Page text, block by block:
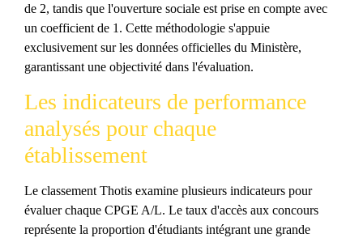
de 2, tandis que l'ouverture sociale est prise en compte avec
un coefficient de 1. Cette méthodologie s'appuie
exclusivement sur les données officielles du Ministère,
garantissant une objectivité dans l'évaluation.
Les indicateurs de performance
analysés pour chaque
établissement
Le classement Thotis examine plusieurs indicateurs pour
évaluer chaque CPGE A/L. Le taux d'accès aux concours
représente la proportion d'étudiants intégrant une grande